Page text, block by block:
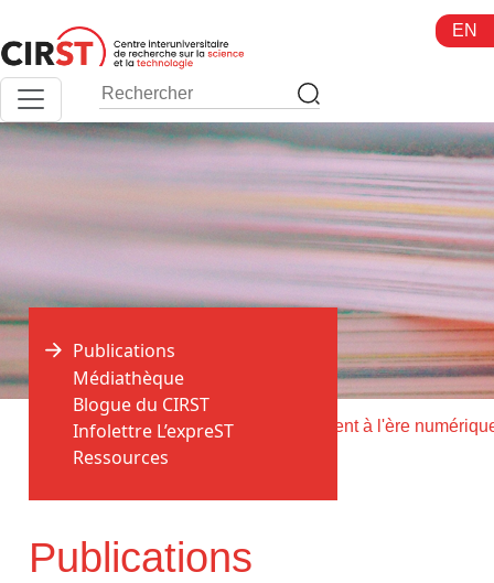
au
contenu
EN
Accueil > Publications >
Publications
Publications
Médiathèque
Blogue du CIRST
Infolettre L’expreST
Ressources